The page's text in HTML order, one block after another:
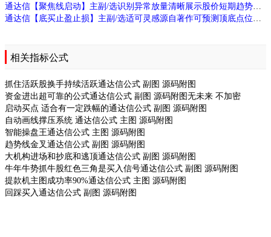
通达信【聚焦线启动】主副/选识别异常放量清晰展示股价短期趋势源码
通达信【底买止盈止损】主副/选适可灵感源自著作可预测顶底点位区间思路源码
相关指标公式
抓住活跃股换手持续活跃通达信公式 副图 源码附图
资金进出超可靠的公式通达信公式 副图 源码附图无未来 不加密
启动买点 适合有一定跌幅的通达信公式 副图 源码附图
自动画线撑压系统 通达信公式 主图 源码附图
智能操盘王通达信公式 主图 源码附图
趋势线金叉通达信公式 副图 源码附图
大机构进场和抄底和逃顶通达信公式 副图 源码附图
牛年牛势抓牛股红色三角是买入信号通达信公式 副图 源码附图
提款机主图成功率90%通达信公式 主图 源码附图
回踩买入通达信公式 副图 源码附图